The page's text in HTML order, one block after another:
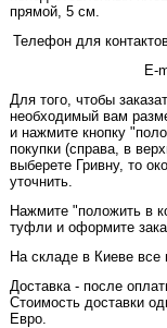
прямой, 5 см.
Телефон для
E-mail:
Для того, чтобы
необходимый вам
и нажмите кнопку
покупки (справа, в
выберете Гривну, то
уточнить.
Нажмите "положить в
туфли и оформите
На складе в Киеве
Доставка - после
Стоимость доставки
Евро.